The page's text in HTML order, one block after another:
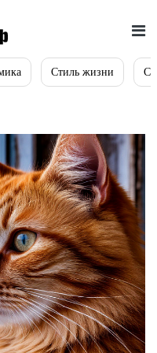
Стиль жизни